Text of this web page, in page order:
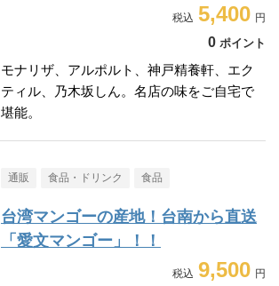
5,400
0 ポイント
モナリザ、アルポルト、神戸精養軒、エク
ティル、乃木坂しん。名店の味をご自宅で
堪能。
通販 食品・ドリンク 食品
台湾マンゴーの産地！台南から直送
「愛文マンゴー」！！
9,500